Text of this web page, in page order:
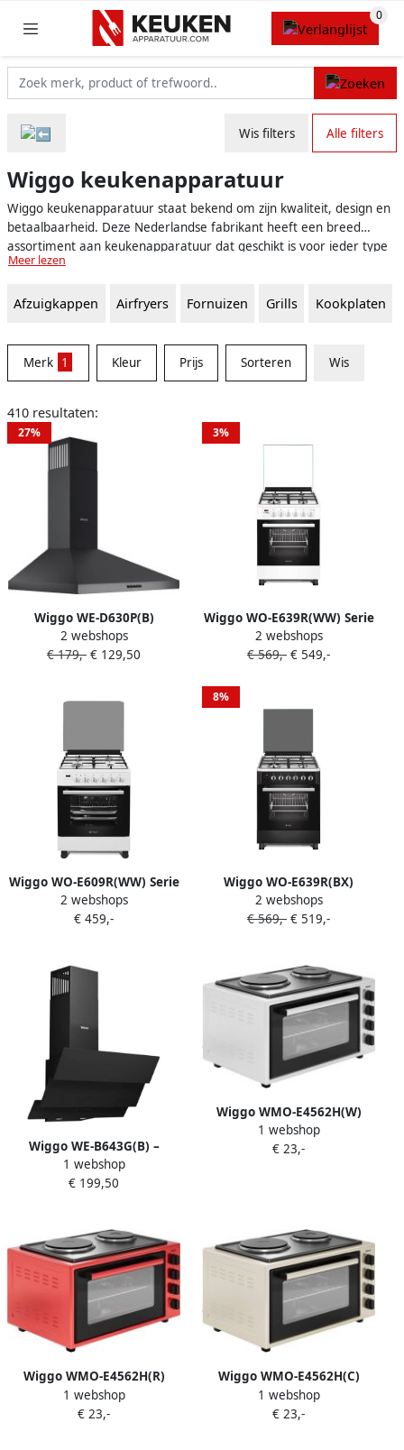
Wis filters Alle filters
Wiggo keukenapparatuur
Wiggo keukenapparatuur staat bekend om zijn kwaliteit, design en
betaalbaarheid. Deze Nederlandse fabrikant heeft een breed
assortiment aan keukenapparatuur dat geschikt is voor ieder type
keuken. Van koelkasten en vriezers tot ovens, fornuizen en
deals op onze vergelijkingswebsite.
Meer lezen
Afzuigkappen Airfryers Fornuizen Grills Kookplaten
Merk 1 Kleur Prijs Sorteren Wis
410 resultaten:
27%
Wiggo WE-D630P(B)
Wandschouw Afzuigkap 60
cm 300m³ h 3 standen
Boch ter waarde van 44 95€
bijgeleverd!)
2 webshops
€ 179,- € 129,50
3%
Wiggo WO-E639R(WW) Serie
9 60 cm Gasfornuis Wok Wit
2 webshops
€ 569,- € 549,-
Wiggo WO-E609R(WW) Serie
9 60 cm Gasfornuis Wit
2 webshops
€ 459,-
8%
Wiggo WO-E639R(BX)
Vrijstaand Gasfornuis Wok
60 cm 66 Liter 4 pitten
2 webshops
€ 569,- € 519,-
Wiggo WE-B643G(B) –
Schuine Afzuigkap – 60 cm –
Triple Glasdesign –
– 5 Jaar Garantie
1 webshop
€ 199,50
Wiggo WMO-E4562H(W)
Vrijstaande Mini Oven met
kookplaat Electrisch 60 CM
1 webshop
€ 23,-
Wiggo WMO-E4562H(R)
Vrijstaande Mini Oven met
kookplaat Electrisch 60 CM
1 webshop
€ 23,-
Wiggo WMO-E4562H(C)
Vrijstaande Mini Oven met
kookplaat Electrisch 60 CM
1 webshop
€ 23,-